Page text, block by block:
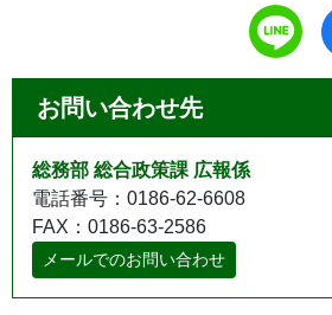
お問い合わせ先
総務部 総合政策課 広報係
電話番号：0186-62-6608
FAX：0186-63-2586
メールでのお問い合わせ